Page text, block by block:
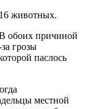
животных.
обоих причиной
грозы
паслось
местной